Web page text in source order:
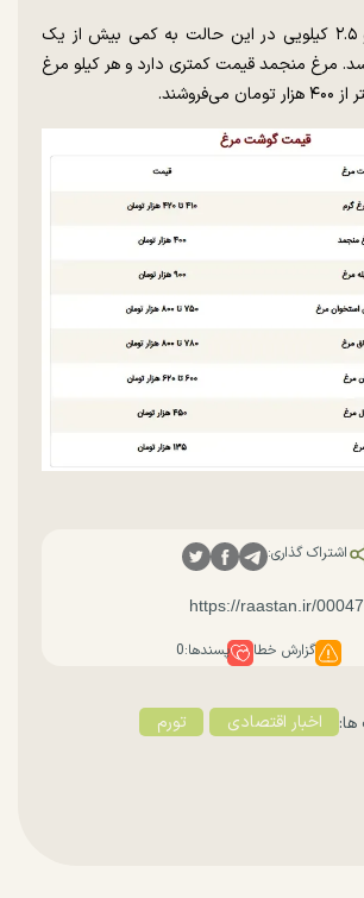
قیمت مرغ کامل و ۲.۵ کیلویی در این حالت به کمی بیش از یک
مرغ منجمد قیمت کمتری دارد و هر کیلو مرغ
اشتراک گذاری:
گزارش خطا پسندها:0
اخبار اقتصادی تورم